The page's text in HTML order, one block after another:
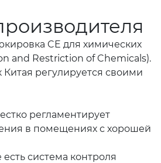
CE для химических
and Restriction of Chemicals).
регулируется своими
регламентирует
в помещениях с хорошей
система контроля